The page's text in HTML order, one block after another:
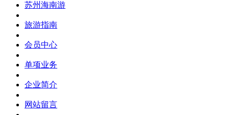
苏州海南游
旅游指南
会员中心
单项业务
企业简介
网站留言